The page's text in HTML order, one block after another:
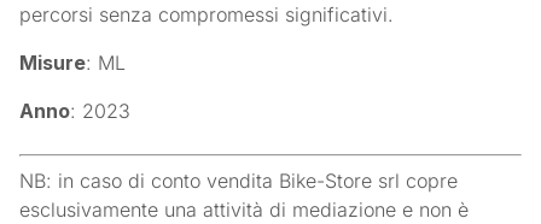
percorsi senza compromessi significativi.
Misure: ML
Anno: 2023
NB: in caso di conto vendita Bike-Store srl copre
esclusivamente una attività di mediazione e non è